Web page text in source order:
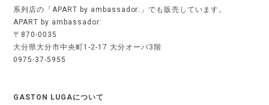
系列店の「APART by ambassador:」でも販売しています。
APART by ambassador:
〒870-0035
大分県大分市中央町1-2-17 大分オーパ3階
0975-37-5955
GASTON LUGAについて